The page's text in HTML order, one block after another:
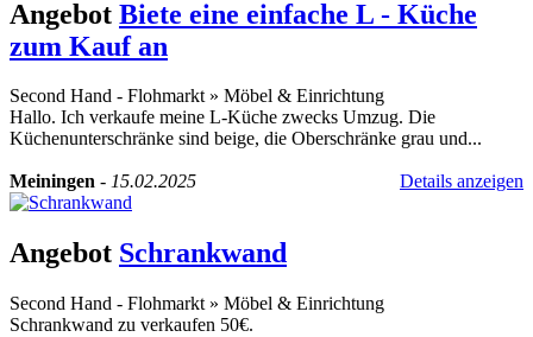
Angebot Biete eine einfache L - Küche
zum Kauf an
Second Hand - Flohmarkt » Möbel & Einrichtung
Hallo. Ich verkaufe meine L-Küche zwecks Umzug. Die
Küchenunterschränke sind beige, die Oberschränke grau und...
Meiningen - 15.02.2025 Details anzeigen
Angebot Schrankwand
Second Hand - Flohmarkt » Möbel & Einrichtung
Schrankwand zu verkaufen 50€.